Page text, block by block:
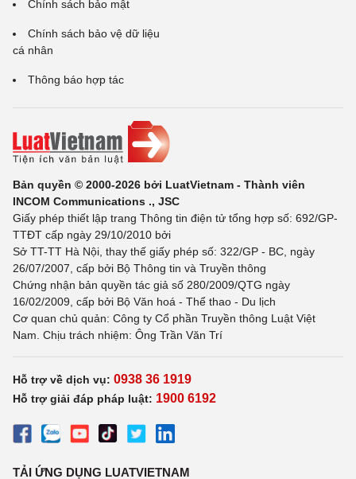
Chính sách bảo mật
Chính sách bảo vệ dữ liệu
cá nhân
Thông báo hợp tác
Bản quyền © 2000-2026 bởi LuatVietnam - Thành viên
INCOM Communications ., JSC
Giấy phép thiết lập trang Thông tin điện tử tổng hợp số: 692/GP-
TTĐT cấp ngày 29/10/2010 bởi
Sở TT-TT Hà Nội, thay thế giấy phép số: 322/GP - BC, ngày
26/07/2007, cấp bởi Bộ Thông tin và Truyền thông
Chứng nhận bản quyền tác giả số 280/2009/QTG ngày
16/02/2009, cấp bởi Bộ Văn hoá - Thể thao - Du lịch
Cơ quan chủ quản: Công ty Cổ phần Truyền thông Luật Việt
Nam. Chịu trách nhiệm: Ông Trần Văn Trí
Hỗ trợ về dịch vụ: 0938 36 1919
Hỗ trợ giải đáp pháp luật: 1900 6192
TẢI ỨNG DỤNG LUATVIETNAM